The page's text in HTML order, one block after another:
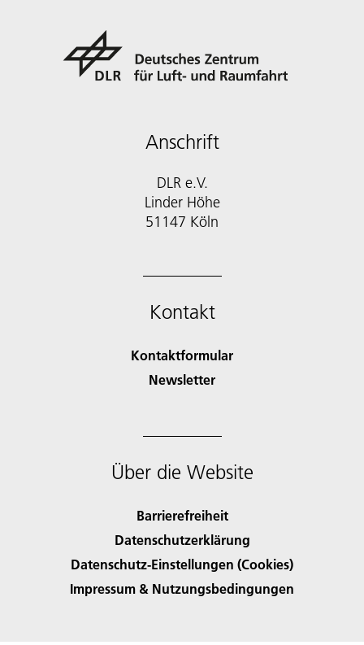
Anschrift
DLR e.V.
Linder Höhe
51147 Köln
Kontakt
Kontaktformular
Newsletter
Über die Website
Barrierefreiheit
Datenschutzerklärung
Datenschutz-Einstellungen (Cookies)
Impressum & Nutzungsbedingungen